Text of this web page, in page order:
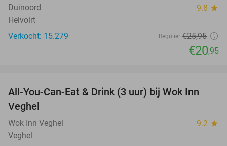
Duinoord 9.8 star
Helvoirt
Verkocht: 15.279
Regulier €25,95
€20,95
24%
All-You-Can-Eat & Drink (3 uur) bij Wok Inn
Veghel
Wok Inn Veghel 9.2 star
Veghel